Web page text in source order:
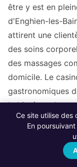
être y est en
d'Enghien-les-
attirent une
des soins
des massages
domicile. Le
gastronomiques
habituée au luxe
disposée à
prestations de
autour du lac et
abritent une
Ce site utilise des
En